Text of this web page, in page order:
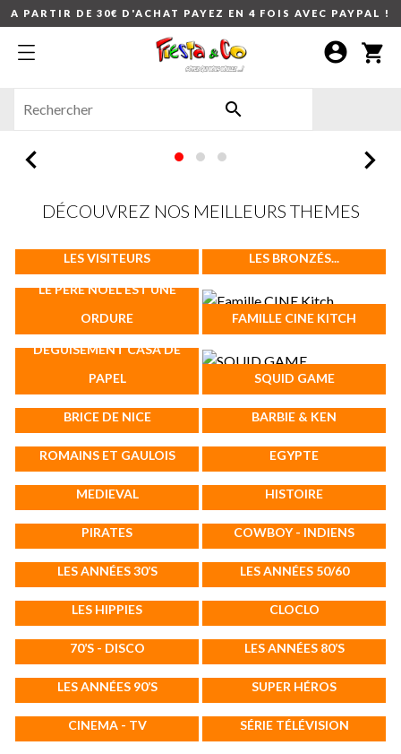
A PARTIR DE 30€ D'ACHAT PAYEZ EN 4 FOIS AVEC PAYPAL !
shopping_cart
account_circle

 
DÉCOUVREZ NOS MEILLEURS THEMES
LES VISITEURS LES BRONZÉS...
LE PERE NOEL EST UNE
ORDURE
FAMILLE CINE KITCH
DEGUISEMENT CASA DE
PAPEL
SQUID GAME
BRICE DE NICE BARBIE & KEN
ROMAINS ET GAULOIS EGYPTE
MEDIEVAL HISTOIRE
PIRATES COWBOY - INDIENS
LES ANNÉES 30’S LES ANNÉES 50/60
LES HIPPIES CLOCLO
70’S - DISCO LES ANNÉES 80’S
LES ANNÉES 90’S SUPER HÉROS
CINEMA - TV SÉRIE TÉLÉVISION